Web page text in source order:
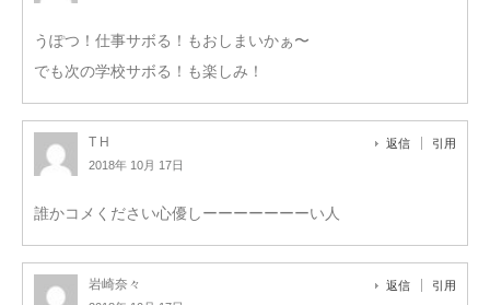
うぽつ！仕事サボる！もおしまいかぁ〜
でも次の学校サボる！も楽しみ！
T H
2018年 10月 17日
返信 引用
誰かコメください心優しーーーーーーーい人
岩崎奈々 返信 引用